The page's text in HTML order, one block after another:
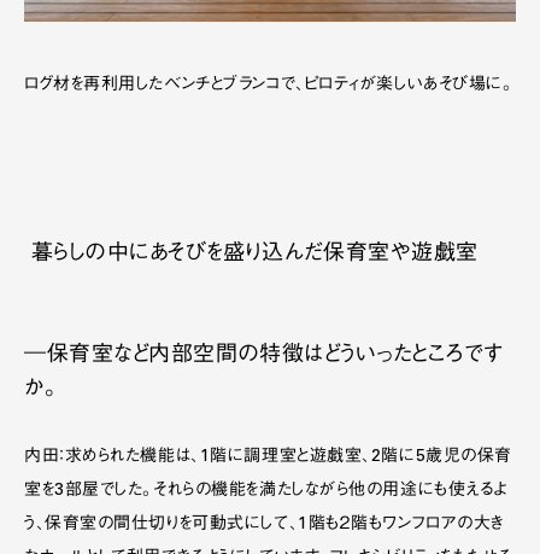
ログ材を再利用したベンチとブランコで、ピロティが楽しいあそび場に。
暮らしの中にあそびを盛り込んだ保育室や遊戯室
―保育室など内部空間の特徴はどういったところです
か。
内田：求められた機能は、1階に調理室と遊戯室、2階に5歳児の保育
室を3部屋でした。それらの機能を満たしながら他の用途にも使えるよ
う、保育室の間仕切りを可動式にして、1階も２階もワンフロアの大き